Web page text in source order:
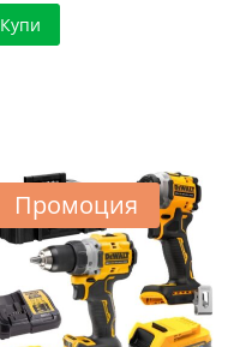
Купи
Промоция